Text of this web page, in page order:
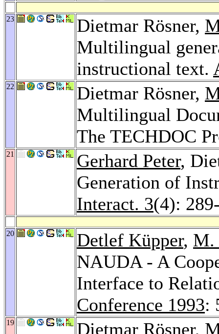
23 Dietmar Rösner,
Multilingual
instructional text.
22 Dietmar Rösner,
Multilingual
The TECHDOC
21 Gerhard Peter,
Generation of
Interact. 3(4):
20 Detlef Küpper, M.
NAUDA - A
Interface to
Conference 1993:
19 Dietmar Rösner,